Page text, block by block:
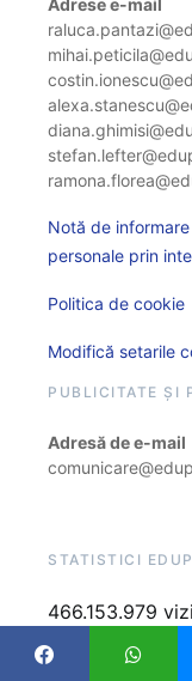
Notă de
personale prin
Politica de cookie
Modifică setarile
PUBLICITATE ȘI
Adresă de e-mail
STATISTICI
466.153.979